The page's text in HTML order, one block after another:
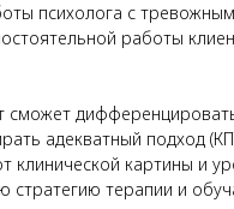
психолога с
работы
сможет
адекватный подход
клинической картины и
стратегию терапии и